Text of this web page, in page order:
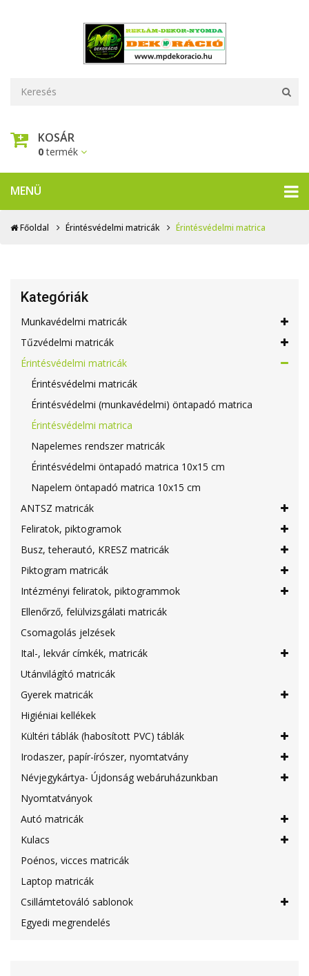
KOSÁR
0termék
MENÜ
Főoldal Érintésvédelmi matricák Érintésvédelmi matrica
Kategóriák
Munkavédelmi matricák
Tűzvédelmi matricák
Érintésvédelmi matricák
Érintésvédelmi matricák
Érintésvédelmi (munkavédelmi) öntapadó matrica
Érintésvédelmi matrica
Napelemes rendszer matricák
Érintésvédelmi öntapadó matrica 10x15 cm
Napelem öntapadó matrica 10x15 cm
ANTSZ matricák
Feliratok, piktogramok
Busz, teherautó, KRESZ matricák
Piktogram matricák
Intézményi feliratok, piktogrammok
Ellenőrző, felülvizsgálati matricák
Csomagolás jelzések
Ital-, lekvár címkék, matricák
Utánvilágító matricák
Gyerek matricák
Higiéniai kellékek
Kültéri táblák (habosított PVC) táblák
Irodaszer, papír-írószer, nyomtatvány
Névjegykártya- Újdonság webáruházunkban
Nyomtatványok
Autó matricák
Kulacs
Poénos, vicces matricák
Laptop matricák
Csillámtetováló sablonok
Egyedi megrendelés